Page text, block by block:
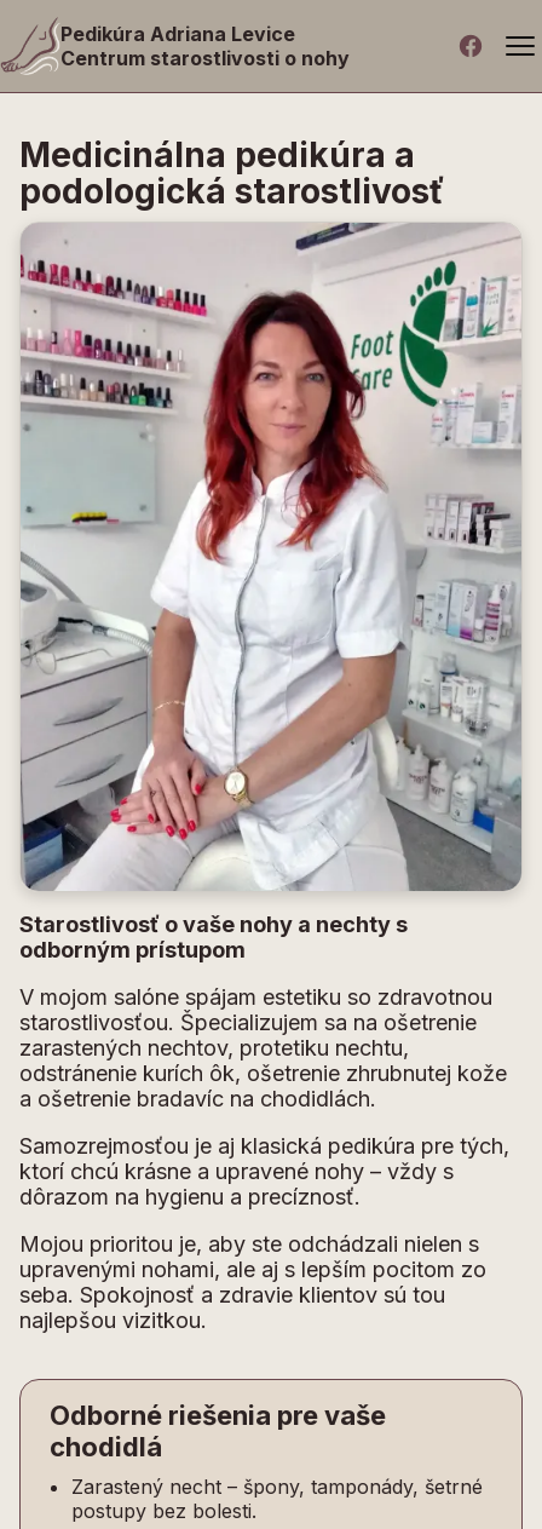
Pedikúra Adriana Levice
Centrum starostlivosti o nohy
Medicinálna pedikúra a
podologická starostlivosť
Starostlivosť o vaše nohy a nechty s
odborným prístupom
V mojom salóne spájam estetiku so zdravotnou
starostlivosťou. Špecializujem sa na ošetrenie
zarastených nechtov, protetiku nechtu,
odstránenie kurích ôk, ošetrenie zhrubnutej kože
a ošetrenie bradavíc na chodidlách.
Samozrejmosťou je aj klasická pedikúra pre tých,
ktorí chcú krásne a upravené nohy – vždy s
dôrazom na hygienu a precíznosť.
Mojou prioritou je, aby ste odchádzali nielen s
upravenými nohami, ale aj s lepším pocitom zo
seba. Spokojnosť a zdravie klientov sú tou
najlepšou vizitkou.
Odborné riešenia pre vaše
chodidlá
Zarastený necht – špony, tamponády, šetrné
postupy bez bolesti.